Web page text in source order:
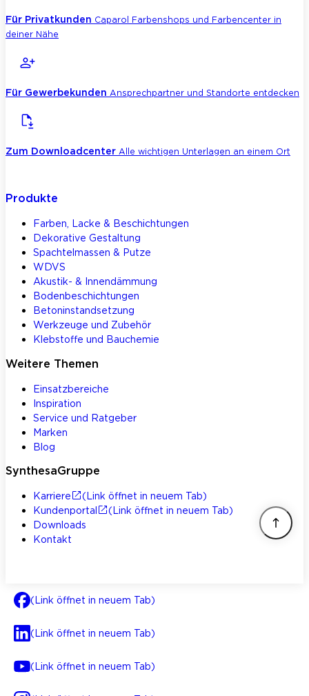
Für Privatkunden Caparol Farbenshops und Farbencenter in
deiner Nähe
Für Gewerbekunden Ansprechpartner und Standorte entdecken
Zum Downloadcenter Alle wichtigen Unterlagen an einem Ort
Produkte
Farben, Lacke & Beschichtungen
Dekorative Gestaltung
Spachtelmassen & Putze
WDVS
Akustik- & Innendämmung
Bodenbeschichtungen
Betoninstandsetzung
Werkzeuge und Zubehör
Klebstoffe und Bauchemie
Weitere Themen
Einsatzbereiche
Inspiration
Service und Ratgeber
Marken
Blog
SynthesaGruppe
Karriere
(Link öffnet in neuem Tab)
Kundenportal
(Link öffnet in neuem Tab)
Downloads
Kontakt
(Link öffnet in neuem Tab)
(Link öffnet in neuem Tab)
(Link öffnet in neuem Tab)